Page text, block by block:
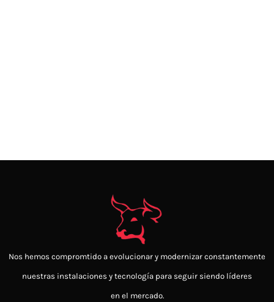
Nos hemos compromtido a evolucionar y modernizar constantemente
nuestras instalaciones y tecnología para seguir siendo líderes
en el mercado.